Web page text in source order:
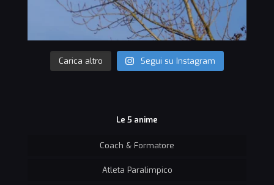
Carica altro Segui su Instagram
Le 5 anime
Coach & Formatore
Atleta Paralimpico